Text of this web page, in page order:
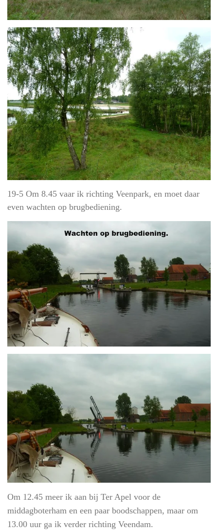
19-5 Om 8.45 vaar ik richting Veenpark, en moet daar
even wachten op brugbediening.
Om 12.45 meer ik aan bij Ter Apel voor de
middagboterham en een paar boodschappen, maar om
13.00 uur ga ik verder richting Veendam.